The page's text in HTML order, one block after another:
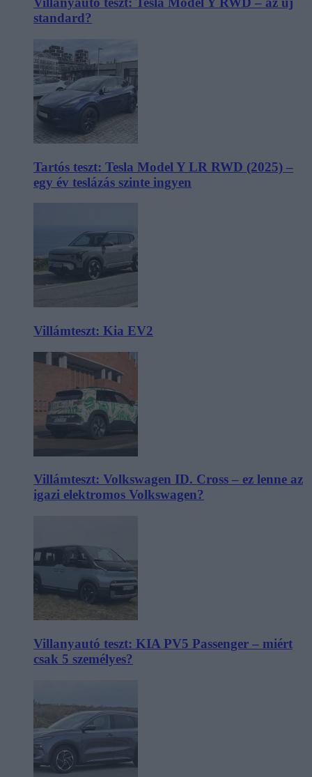
standard?
Tartós teszt: Tesla Model Y LR RWD (2025) –
egy év teslázás szinte ingyen
Villámteszt: Kia EV2
Villámteszt: Volkswagen ID. Cross – ez lenne az
igazi elektromos Volkswagen?
Villanyautó teszt: KIA PV5 Passenger – miért
csak 5 személyes?